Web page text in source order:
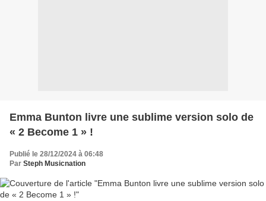
Emma Bunton livre une sublime version solo de
« 2 Become 1 » !
Publié le 28/12/2024 à 06:48
Par Steph Musicnation